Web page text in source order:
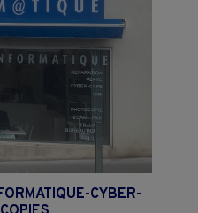
CYBER-